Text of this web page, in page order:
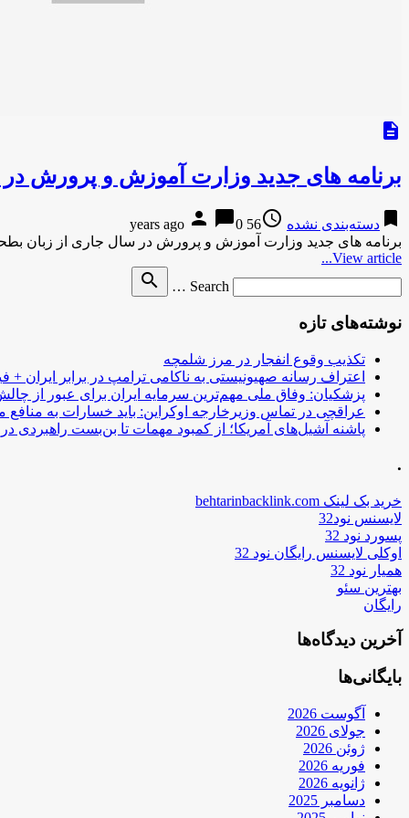
description
برنامه های جدید وزارت آموزش و پرورش
bookmark دسته‌بندی نشده access_time
56 years ago
person chat_bubble0
برنامه های جدید وزارت آموزش و پرورش در سال جاری از زبان
View article...
Search …
search
نوشته‌های تازه
تکذیب وقوع انفجار در مرز شلمچه
اعتراف رسانه صهیونیستی به ناکامی ترامپ در برابر ایران +
پزشکیان: وفاق ملی مهم‌ترین سرمایه ایران برای عبور از
عراقچی در تماس وزیرخارجه اوکراین: باید خسارات به منافع
پاشنه آشیل‌های آمریکا؛ از کمبود مهمات تا بن‌بست راهبردی در
.
خرید بک لینک behtarinbacklink.com
لایسنس نود32
پسورد نود 32
اوکلی لایسنس رایگان نود 32
همیار نود 32
بهترین سئو
رایگان
آخرین دیدگاه‌ها
بایگانی‌ها
آگوست 2026
جولای 2026
ژوئن 2026
فوریه 2026
ژانویه 2026
دسامبر 2025